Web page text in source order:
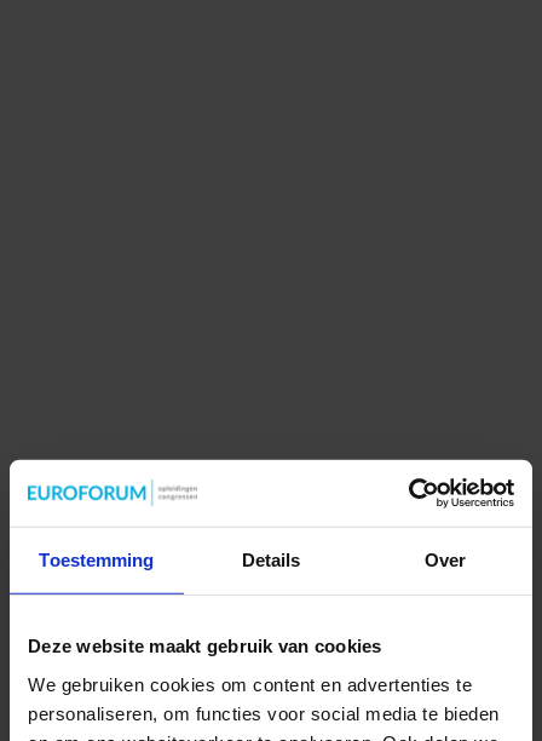
Toestemming Details Over
Deze website maakt gebruik van cookies
We gebruiken cookies om content en advertenties te
personaliseren, om functies voor social media te bieden